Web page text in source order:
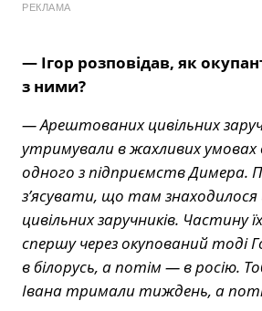
РЕКЛАМА
— Ігор розповідав, як
з ними?
— Арештованих цивільних
утримували в жахливих умовах
одного з підприємств Димера.
з’ясувати, що там
цивільних заручників. Частину
спершу через окупований тоді
в білорусь, а потім — в росію.
Івана тримали тиждень, а